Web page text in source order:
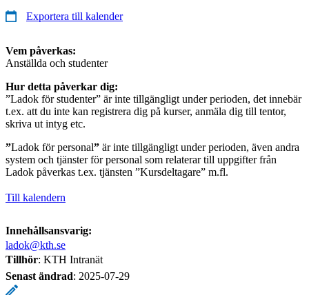
Exportera till kalender
Vem påverkas:
Anställda och studenter
Hur detta påverkar dig:
”Ladok för studenter” är inte tillgängligt under perioden, det innebär
t.ex. att du inte kan registrera dig på kurser, anmäla dig till tentor,
skriva ut intyg etc.
”Ladok för personal” är inte tillgängligt under perioden, även andra
system och tjänster för personal som relaterar till uppgifter från
Ladok påverkas t.ex. tjänsten ”Kursdeltagare” m.fl.
Till kalendern
Innehållsansvarig:
ladok@kth.se
Tillhör: KTH Intranät
Senast ändrad: 2025-07-29